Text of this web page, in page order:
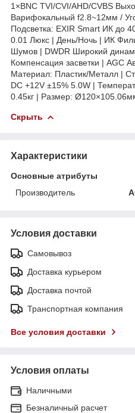
1×BNC TVI/CVI/AHD/CVBS
Варифокальный f2.8~12мм /
Подсветка: EXIR Smart ИК до
0.01 Люкс | День/Ночь | ИК
Шумов | DWDR Широкий
Компенсация засветки | AGC
Материал: Пластик/Металл |
DC +12V ±15% 5.0W |
0.45кг | Размер:
Скрыть
Характеристики
Основные атрибуты
Производитель
Условия доставки
Самовывоз
Доставка курьером
Доставка почтой
Транспортная компания
Все условия доставки
Условия оплаты
Наличными
Безналичный расчет